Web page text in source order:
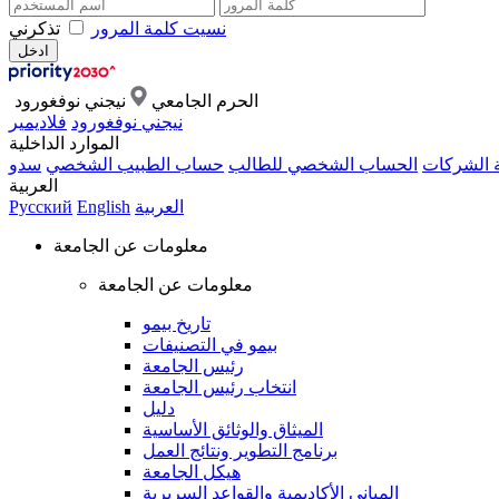
نسيت كلمة المرور تذكرني
الحرم الجامعي
نيجني نوفغورود
نيجني نوفغورود فلاديمير
الموارد الداخلية
الشركات الحساب الشخصي للطالب حساب الطبيب الشخصي سدو
العربية
Русский English العربية
معلومات عن الجامعة
معلومات عن الجامعة
تاريخ بيمو
بيمو في التصنيفات
رئيس الجامعة
انتخاب رئيس الجامعة
دليل
الميثاق والوثائق الأساسية
برنامج التطوير ونتائج العمل
هيكل الجامعة
المباني الأكاديمية والقواعد السريرية